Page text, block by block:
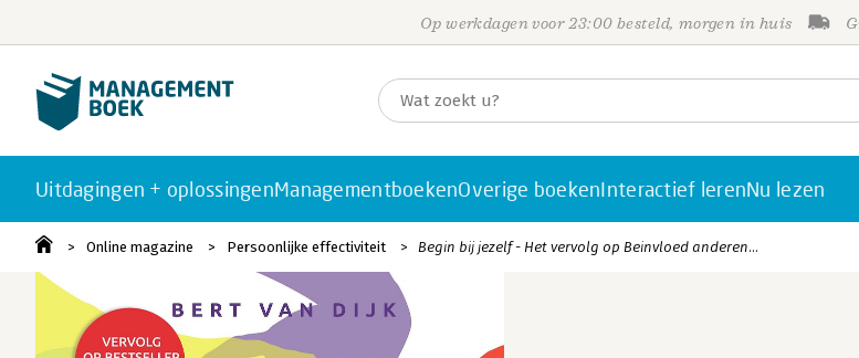
Op werkdagen voor 23:00 besteld, morgen in huis
Uitdagingen + oplossingenManagementboekenOverige boekenInteractief lerenNu lezen
Online magazine Persoonlijke effectiviteit Begin bij jezelf - Het vervolg op Beinvloed anderen...